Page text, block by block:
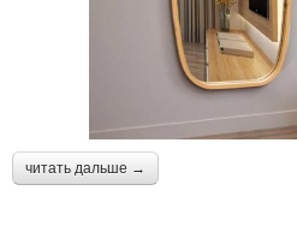
читать дальше →